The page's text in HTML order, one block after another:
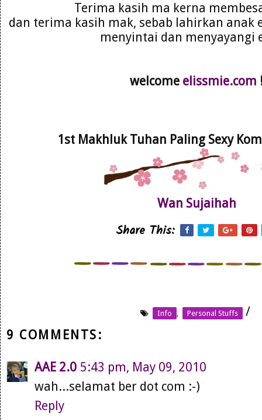
Terima kasih ma kerna
dan terima kasih mak, sebab lahirkan anak
menyintai dan menyayangi
welcome elissmie.com
1st Makhluk Tuhan Paling Sexy
Wan Sujaihah
Share This:
Info Personal Stuffs
/
9 COMMENTS:
AAE 2.0 5:43 pm, May 09, 2010
wah...selamat ber dot com :-)
Reply